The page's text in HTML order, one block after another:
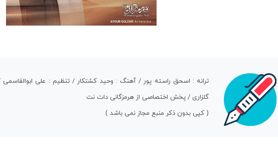
ترانه : اسحق راسته پور / آهنگ : وحید کشتکار / تنظیم : علی
گلزاری / پخش اختصاصی از هرمزگانی دات نت
( کپی بدون ذکر منبع مجاز نمی باشد )